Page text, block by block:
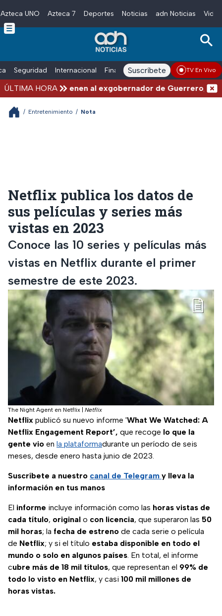
Skip to main content
Azteca UNO Azteca 7 Deportes Noticias adn Noticias
Seguridad Internacional Finanzas adn Noticias Radio
Suscríbete TV En Vivo
ÚLTIMA HORADetienen al exgobernador de Guerrero, Ángel
/ Entretenimiento / Nota
Netflix publica los datos de
sus películas y series más
vistas en 2023
Conoce las 10 series y películas más
vistas en Netflix durante el primer
semestre de este 2023.
The Night Agent en Netflix Netflix
Netflix publicó su nuevo informe 'What We Watched: A
Netflix Engagement Report’, que recoge lo que la
gente vio en la plataformadurante un período de seis
meses, desde enero hasta junio de 2023.
Suscríbete a nuestro canal de Telegram y lleva la
información en tus manos
El informe incluye información como las horas vistas de
cada título, original o con licencia, que superaron las 50
mil horas; la fecha de estreno de cada serie o película
de Netflix; y si el título estaba disponible en todo el
mundo o solo en algunos países. En total, el informe
cubre más de 18 mil títulos, que representan el 99% de
todo lo visto en Netflix, y casi 100 mil millones de
horas vistas.